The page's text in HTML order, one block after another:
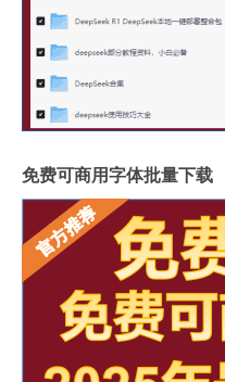
免费可商用字体批量下载